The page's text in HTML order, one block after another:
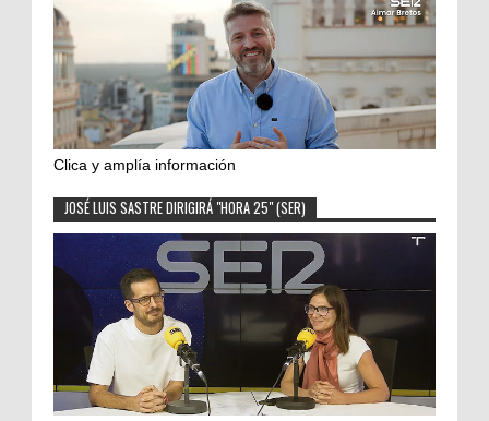
Clica y amplía información
JOSÉ LUIS SASTRE DIRIGIRÁ "HORA 25" (SER)